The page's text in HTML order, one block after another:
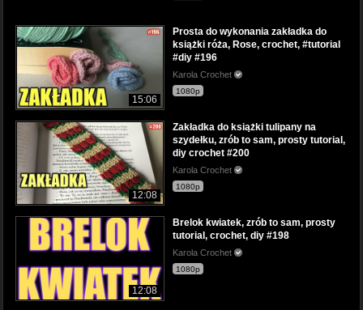
15:06
Prosta do wykonania zakładka do
książki róża, Rose, crochet, #tutorial
#diy #196
Karola Crochet
1080p
12:08
Zakładka do książki tulipany na
szydełku, zrób to sam, prosty tutorial,
diy crochet #200
Karola Crochet
1080p
12:08
Brelok kwiatek, zrób to sam, prosty
tutorial, crochet, diy #198
Karola Crochet
1080p